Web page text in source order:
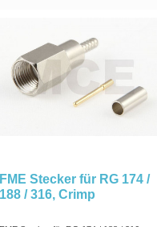
FME Stecker für RG 174 /
188 / 316, Crimp